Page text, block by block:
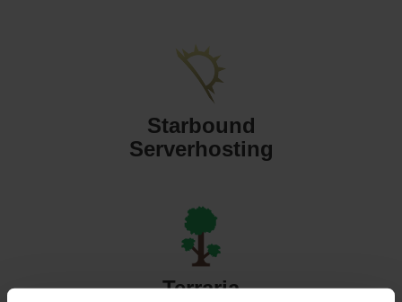
Starbound
Serverhosting
Terraria